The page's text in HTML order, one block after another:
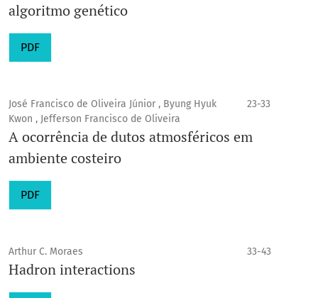
algoritmo genético
PDF
José Francisco de Oliveira Júnior , Byung Hyuk
Kwon , Jefferson Francisco de Oliveira
23-33
A ocorrência de dutos atmosféricos em
ambiente costeiro
PDF
Arthur C. Moraes 33-43
Hadron interactions